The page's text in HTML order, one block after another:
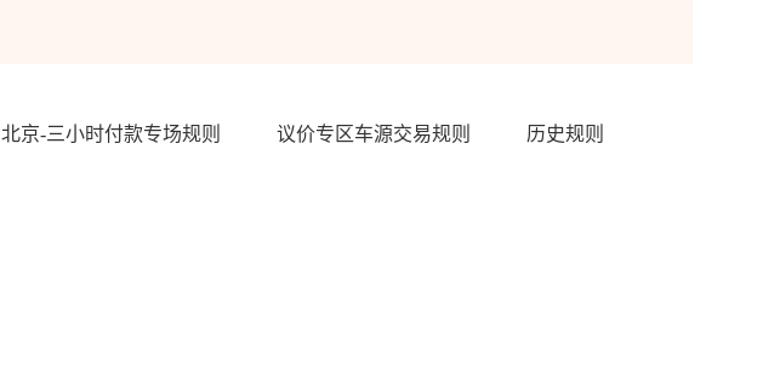
北京-三小时付款专场规则 议价专区车源交易规则 历史规则